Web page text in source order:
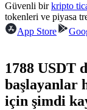
USDC Vadeli
Güvenli birkripto
tokenleri ve piyasa
App Store
1788 USDT
başlayanlar
için şimdi